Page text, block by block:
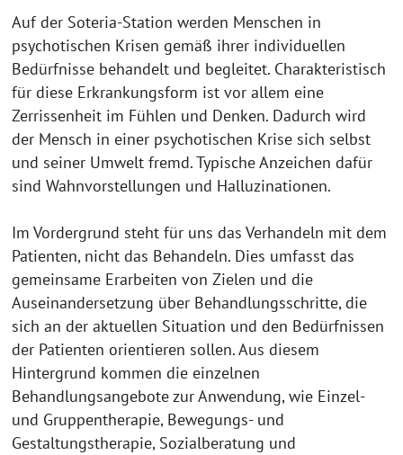
Auf der Soteria-Station werden Menschen in
psychotischen Krisen gemäß ihrer individuellen
Bedürfnisse behandelt und begleitet. Charakteristisch
für diese Erkrankungsform ist vor allem eine
Zerrissenheit im Fühlen und Denken. Dadurch wird
der Mensch in einer psychotischen Krise sich selbst
und seiner Umwelt fremd. Typische Anzeichen dafür
sind Wahnvorstellungen und Halluzinationen.
Im Vordergrund steht für uns das Verhandeln mit dem
Patienten, nicht das Behandeln. Dies umfasst das
gemeinsame Erarbeiten von Zielen und die
Auseinandersetzung über Behandlungsschritte, die
sich an der aktuellen Situation und den Bedürfnissen
der Patienten orientieren sollen. Aus diesem
Hintergrund kommen die einzelnen
Behandlungsangebote zur Anwendung, wie Einzel-
und Gruppentherapie, Bewegungs- und
Gestaltungstherapie, Sozialberatung und